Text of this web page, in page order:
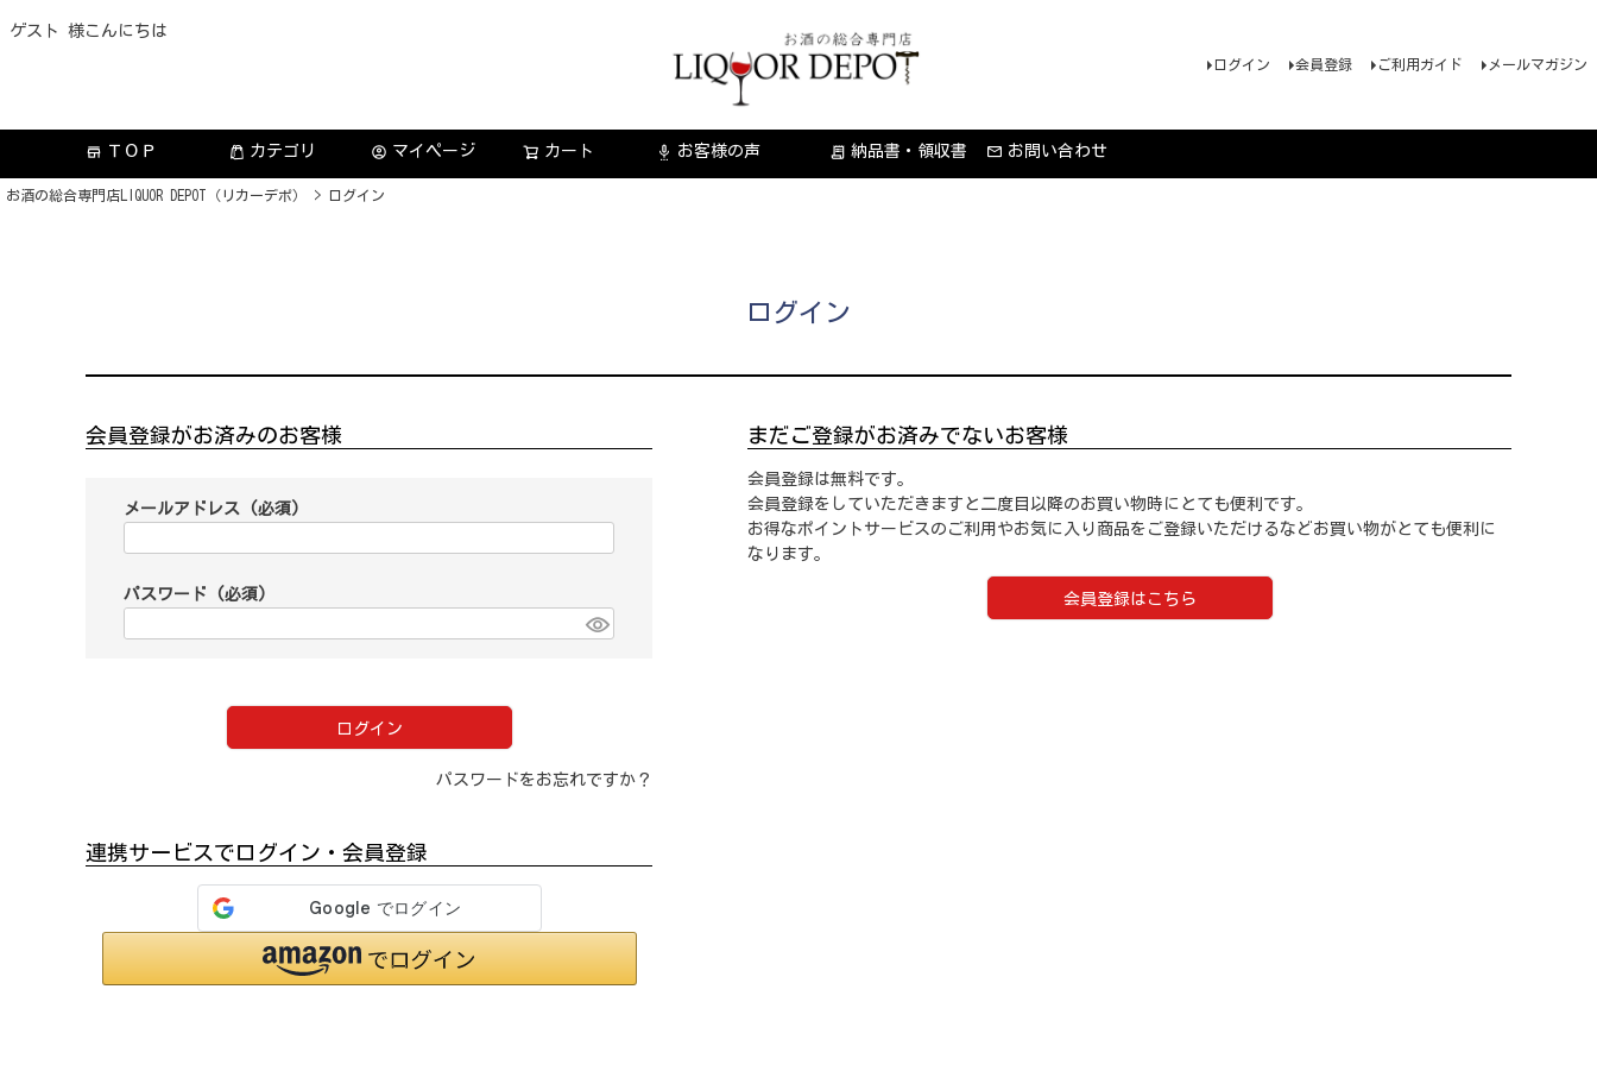
ゲスト 様こんにちは
ログイン 会員登録 ご利用ガイド メールマガジン
store ＴＯＰ カテゴリ account_circle マイページ カート settings_voice お客様の声 receipt_long 納品書・領収書 お問い合わせ
お酒の総合専門店LIQUOR DEPOT（リカーデポ） ログイン
ログイン
会員登録がお済みのお客様
メールアドレス (必須)
パスワード (必須)
ログイン
パスワードをお忘れですか？
連携サービスでログイン・会員登録
まだご登録がお済みでないお客様
会員登録は無料です。
会員登録をしていただきますと二度目以降のお買い物時にとても便利です。
お得なポイントサービスのご利用やお気に入り商品をご登録いただけるなどお買い物がとても便利に
なります。
会員登録はこちら